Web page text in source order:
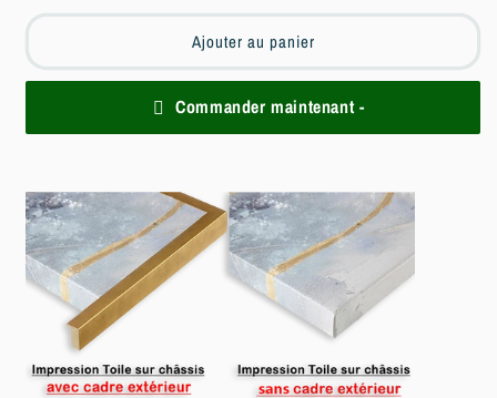
Ajouter au panier
Commander maintenant -